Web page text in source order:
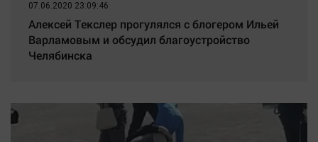
07.06.2020 23:09:46
Алексей Текслер прогулялся с блогером Ильей
Варламовым и обсудил благоустройство
Челябинска